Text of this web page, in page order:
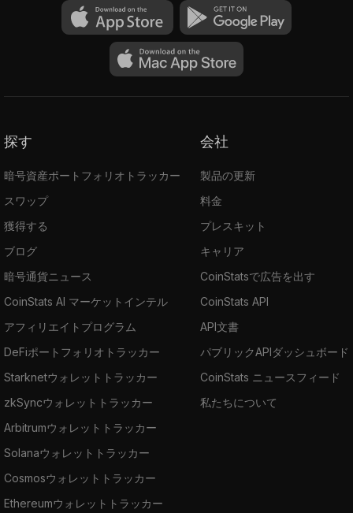
探す
暗号資産ポートフォリオトラッカー
スワップ
獲得する
ブログ
暗号通貨ニュース
CoinStats AI マーケットインテル
アフィリエイトプログラム
DeFiポートフォリオトラッカー
Starknetウォレットトラッカー
zkSyncウォレットトラッカー
Arbitrumウォレットトラッカー
Solanaウォレットトラッカー
Cosmosウォレットトラッカー
Ethereumウォレットトラッカー
会社
製品の更新
料金
プレスキット
キャリア
CoinStatsで広告を出す
CoinStats API
API文書
パブリックAPIダッシュボード
CoinStats ニュースフィード
私たちについて